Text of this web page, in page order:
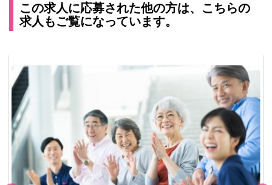
この求人に応募された他の方は、こちらの
求人もご覧になっています。